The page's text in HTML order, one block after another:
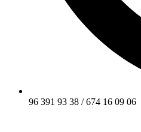
96 391 93 38 / 674 16 09 06